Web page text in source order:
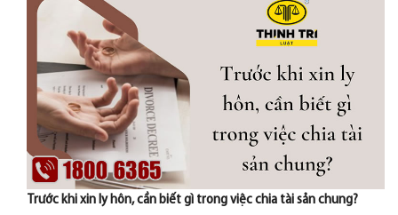
Trước khi xin ly hôn, cần biết gì trong việc chia tài sản chung?